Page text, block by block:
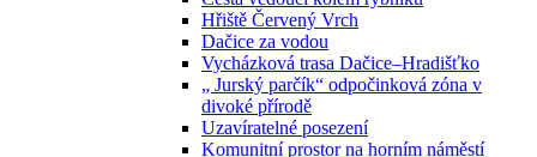
Hřiště Červený Vrch
Dačice za vodou
Vycházková trasa Dačice–Hradišťko
„ Jurský parčík“ odpočinková zóna v
divoké přírodě
Uzavíratelné posezení
Komunitní prostor na horním náměstí